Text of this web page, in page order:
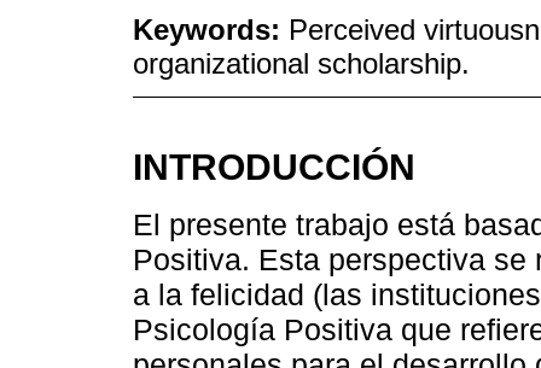
Keywords: Perceived
organizational scholarship.
INTRODUCCIÓN
El presente trabajo está
Positiva. Esta perspectiva
a la felicidad (las
Psicología Positiva que